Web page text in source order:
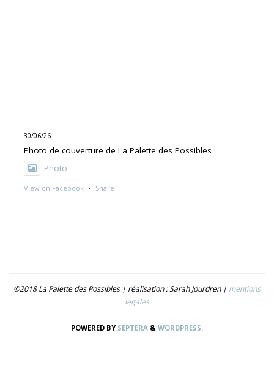
30/06/26
Photo de couverture de La Palette des Possibles
Photo
View on Facebook · Share
- 21.07- 5.09 : TROUVER LE NOM
©2018 La Palette des Possibles | réalisation : Sarah Jourdren | mentions
légales
POWERED BYSEPTERA & WORDPRESS.